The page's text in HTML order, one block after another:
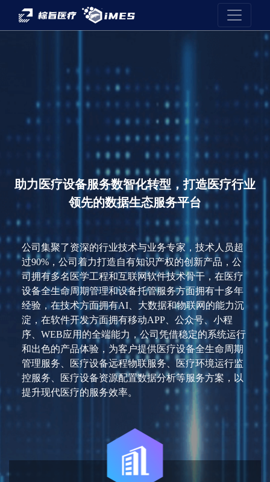
助力医疗设备服务数智化转型，打造医疗行业
领先的数据生态服务平台
公司集聚了资深的行业技术与业务专家，技术人员超
过90%，公司着力打造自有知识产权的创新产品，公
司拥有多名医学工程和互联网软件技术骨干，在医疗
设备全生命周期管理和设备托管服务方面拥有十多年
经验，在技术方面拥有AI、大数据和物联网的能力沉
淀，在软件开发方面拥有移动APP、公众号、小程
序、WEB应用的全端能力，公司凭借稳定的系统运行
和出色的产品体验，为客户提供医疗设备全生命周期
管理服务、医疗设备远程物联服务、医疗环境运行监
控服务、医疗设备资源配置数据分析等服务方案，以
提升现代医疗的服务效率。